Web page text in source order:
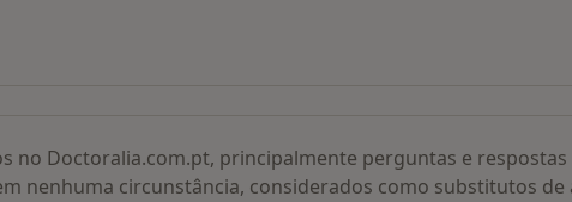
no Doctoralia.com.pt, principalmente perguntas e
nenhuma circunstância, considerados como substitutos